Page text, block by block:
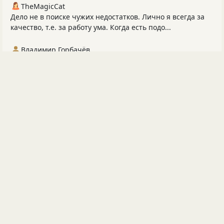
TheMagicCat
Дело не в поиске чужих недостатков. Лично я всегда за
качество, т.е. за работу ума. Когда есть подо...
Владимир Горбачёв